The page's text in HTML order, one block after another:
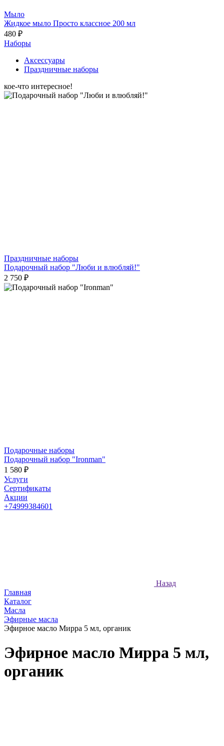
Мыло
Жидкое мыло Просто классное 200 мл
480 ₽
Наборы
Аксессуары
Праздничные наборы
кое-что интересное!
Праздничные наборы
Подарочный набор "Люби и влюбляй!"
2 750 ₽
Подарочные наборы
Подарочный набор "Ironman"
1 580 ₽
Услуги
Сертификаты
Акции
+74999384601
Назад
Главная
Каталог
Масла
Эфирные масла
Эфирное масло Мирра 5 мл, органик
Эфирное масло Мирра 5 мл,
органик